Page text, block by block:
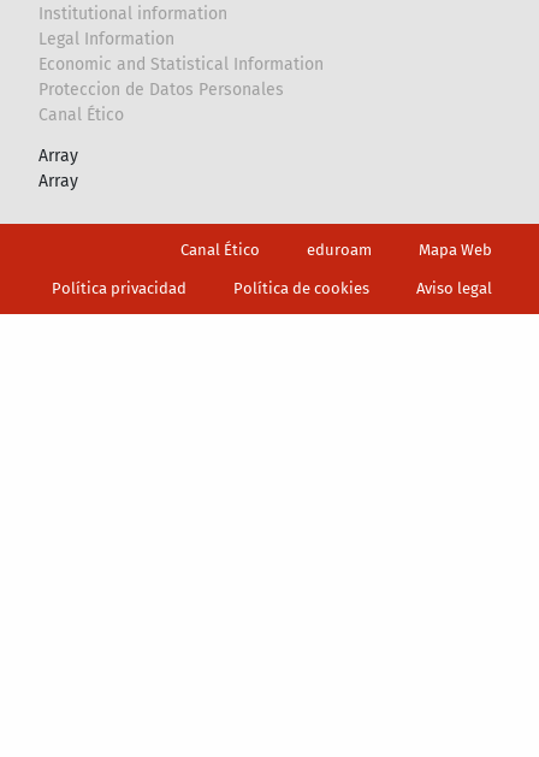
Institutional information
Legal Information
Economic and Statistical Information
Proteccion de Datos Personales
Canal Ético
Array
Array
Canal Ético eduroam Mapa Web
Política privacidad Política de cookies Aviso legal